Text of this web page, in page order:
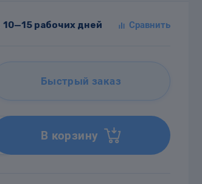
10—15 рабочих дней
Быстрый заказ
В корзину